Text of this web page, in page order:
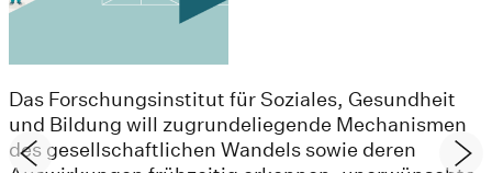
Das Forschungsinstitut für Soziales, Gesundheit
und Bildung will zugrundeliegende Mechanismen
des gesellschaftlichen Wandels sowie deren